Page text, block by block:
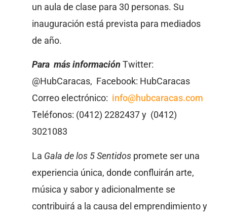
un aula de clase para 30 personas. Su
inauguración está prevista para mediados
de año.
Para más información Twitter:
@HubCaracas, Facebook: HubCaracas
Correo electrónico: info@hubcaracas.com
Teléfonos: (0412) 2282437 y (0412)
3021083
La Gala de los 5 Sentidospromete ser una
experiencia única, donde confluirán arte,
música y sabor y adicionalmente se
contribuirá a la causa del emprendimiento y